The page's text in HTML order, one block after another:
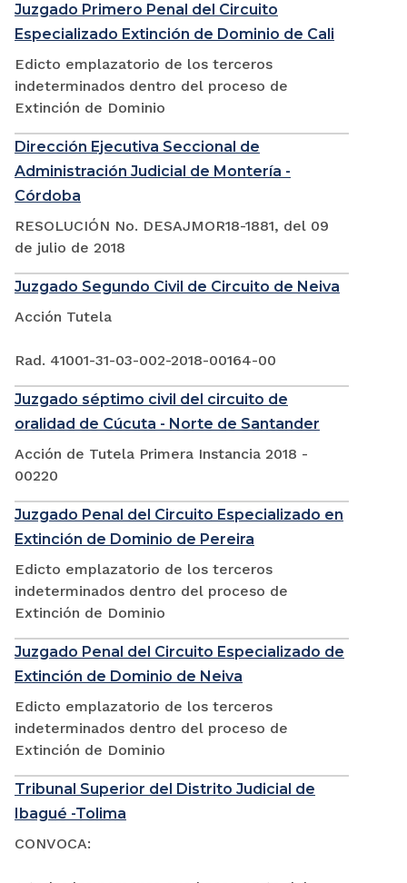
Juzgado Primero Penal del Circuito
Especializado Extinción de Dominio de Cali
Edicto emplazatorio de los terceros
indeterminados dentro del proceso de
Extinción de Dominio
Dirección Ejecutiva Seccional de
Administración Judicial de Montería -
Córdoba
RESOLUCIÓN No. DESAJMOR18-1881, del 09
de julio de 2018
Juzgado Segundo Civil de Circuito de Neiva
Acción Tutela
Rad. 41001-31-03-002-2018-00164-00
Juzgado séptimo civil del circuito de
oralidad de Cúcuta - Norte de Santander
Acción de Tutela Primera Instancia 2018 -
00220
Juzgado Penal del Circuito Especializado en
Extinción de Dominio de Pereira
Edicto emplazatorio de los terceros
indeterminados dentro del proceso de
Extinción de Dominio
Juzgado Penal del Circuito Especializado de
Extinción de Dominio de Neiva
Edicto emplazatorio de los terceros
indeterminados dentro del proceso de
Extinción de Dominio
Tribunal Superior del Distrito Judicial de
Ibagué -Tolima
CONVOCA: